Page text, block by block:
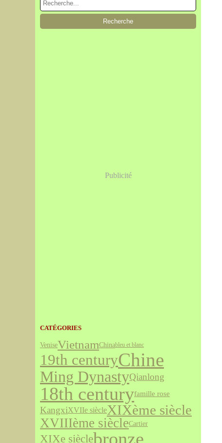
Publicité
CATÉGORIES
VeniseVietnamChinableu et blanc
19th centuryChine
Ming DynastyQianlong
18th centuryfamille rose
KangxiXVIIe siècleXIXème siècle
XVIIIème siècleCartier
XIXe sièclebronze